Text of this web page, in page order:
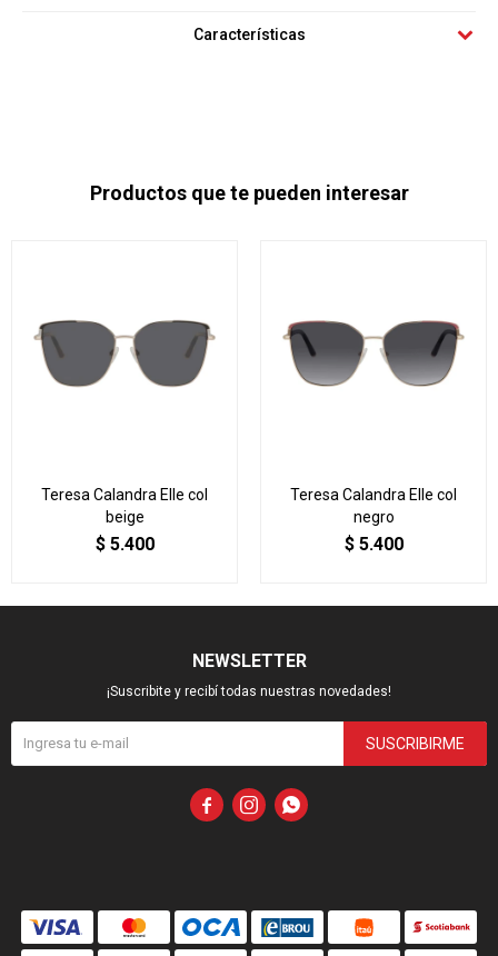
Características
Productos que te pueden interesar
Teresa Calandra Elle col
beige
$ 5.400
Teresa Calandra Elle col
negro
$ 5.400
NEWSLETTER
¡Suscribite y recibí todas nuestras novedades!
SUSCRIBIRME
  